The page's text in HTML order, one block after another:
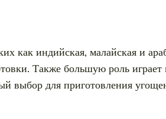
как индийская, малайская и
Также большую роль играет
выбор для приготовления